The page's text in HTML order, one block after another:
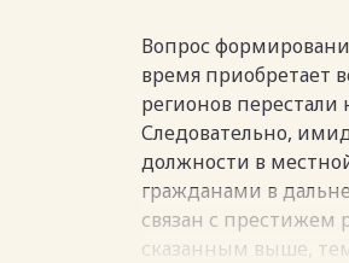
СПИСОК
ПРИЛОЖЕНИЯ 74
Весь текст будет
Вопрос
время приобретает
регионов перестали
Следовательно,
должности в
гражданами в
связан с престижем
сказанным выше,